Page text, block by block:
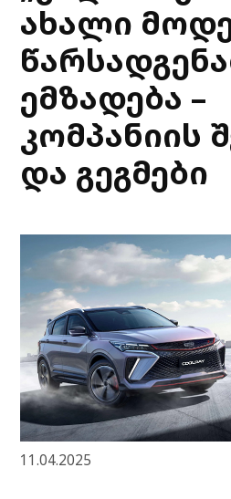
ახალი
ემზადება –
კომპანიის
და გეგმები
11.04.2025